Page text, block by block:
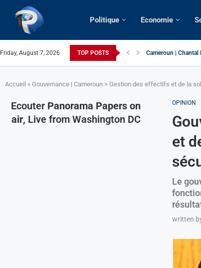
Politique Economie
Friday, August 7, 2026 TOP POSTS Succession
Accueil » Gouvernance | Cameroun > Gestion des effectifs et de la
OPINION
et
Le
written
Ecouter Panorama Papers on
air, Live from Washington DC